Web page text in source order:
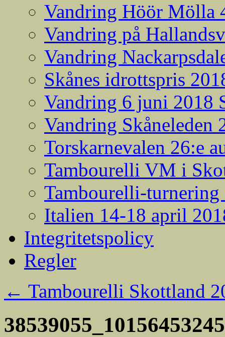
Vandring Höör Mölla
Vandring på
Vandring
Skånes idrottspris
Vandring 6 juni 2018
Vandring Skåneleden
Torskarnevalen 26:e
Tambourelli VM i
Tambourelli-turnering
Italien 14-18 april
Integritetspolicy
Regler
← Tambourelli Skottland